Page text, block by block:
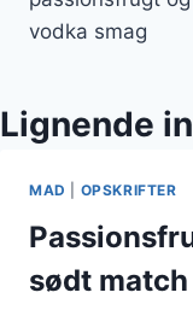
vodka smag
Lignende
MAD OPSKRIFTER
sødt match